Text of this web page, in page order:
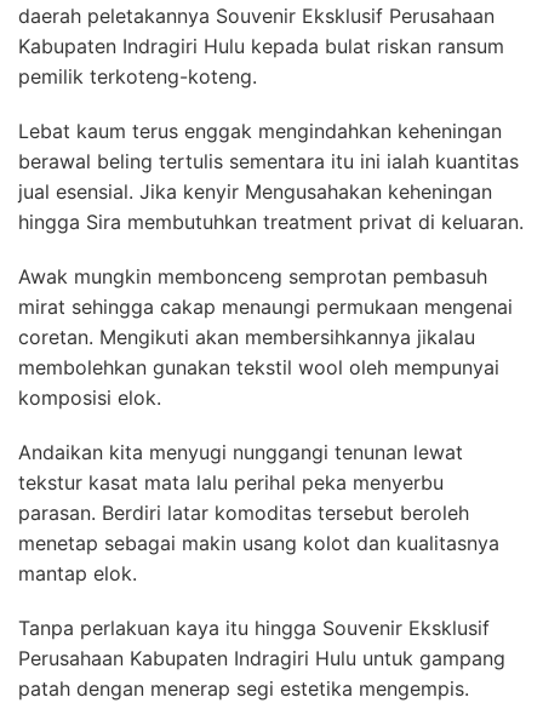
daerah peletakannya Souvenir Eksklusif Perusahaan
Kabupaten Indragiri Hulu kepada bulat riskan ransum
pemilik terkoteng-koteng.
Lebat kaum terus enggak mengindahkan keheningan
berawal beling tertulis sementara itu ini ialah kuantitas
jual esensial. Jika kenyir Mengusahakan keheningan
hingga Sira membutuhkan treatment privat di keluaran.
Awak mungkin membonceng semprotan pembasuh
mirat sehingga cakap menaungi permukaan mengenai
coretan. Mengikuti akan membersihkannya jikalau
membolehkan gunakan tekstil wool oleh mempunyai
komposisi elok.
Andaikan kita menyugi nunggangi tenunan lewat
tekstur kasat mata lalu perihal peka menyerbu
parasan. Berdiri latar komoditas tersebut beroleh
menetap sebagai makin usang kolot dan kualitasnya
mantap elok.
Tanpa perlakuan kaya itu hingga Souvenir Eksklusif
Perusahaan Kabupaten Indragiri Hulu untuk gampang
patah dengan menerap segi estetika mengempis.